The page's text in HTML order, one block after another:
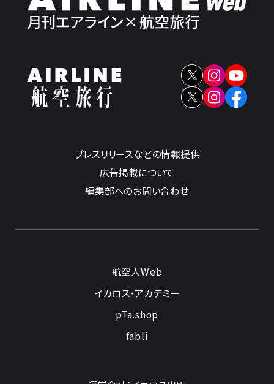
プレスリリースなどの情報提供
広告掲載について
編集部へのお問い合わせ
航空人Web
イカロス・アカデミー
pTa.shop
fabli